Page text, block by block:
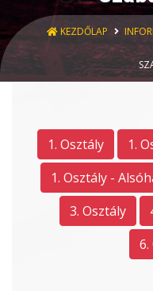
KEZDŐLAP
1. Osztály
1.
1. Osztály -
3. Osztály
6.